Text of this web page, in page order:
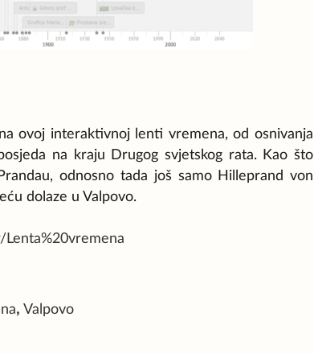
ovoj interaktivnoj lenti vremena, od osnivanja
na kraju Drugog svjetskog rata. Kao što
odnosno tada još samo Hilleprand von
dolaze u Valpovo.
,Valpovo